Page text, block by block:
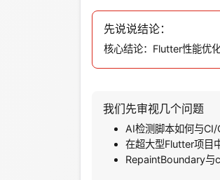
先说说结论：
核心结论：Flutter性能优
我们先审视几个问题
AI检测脚本如何与CI/
在超大型Flutter项目
RepaintBoundary与